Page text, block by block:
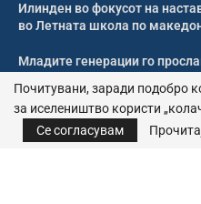
Илинден во фокусот на
во Летната школа по
Младите генерации го
Свечено и молитвено
Почитувани, заради подобро
за иселеништво користи
Се согласувам